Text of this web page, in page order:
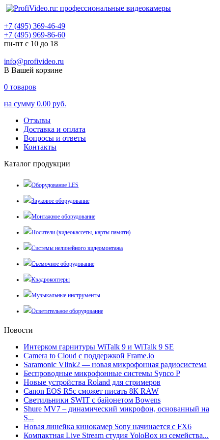
+7 (495) 369-46-49
+7 (495) 969-86-60
пн-пт с 10 до 18
info@profivideo.ru
В Вашей корзине
0 товаров
на сумму 0.00 руб.
Отзывы
Доставка и оплата
Вопросы и ответы
Контакты
Каталог продукции
Оборудование LES
Звуковое оборудование
Монтажное оборудование
Носители (видеокассеты, карты памяти)
Системы нелинейного видеомонтажа
Съемочное оборудование
Квадрокоптеры
Музыкальные инструменты
Осветительное оборудование
Новости
Интерком гарнитуры WiTalk 9 и WiTalk 9 SE
Camera to Cloud с поддержкой Frame.io
Saramonic Vlink2 — новая микрофонная радиосистема
Беспроводные микрофонные системы Synco P
Новые устройства Roland для стримеров
Canon EOS R5c сможет писать 8К RAW
Светильники SWIT с байонетом Bowens
Shure MV7 – динамический микрофон, основанный на
S...
Новая линейка кинокамер Sony начинается с FX6
Компактная Live Stream студия YoloBox из семейства...